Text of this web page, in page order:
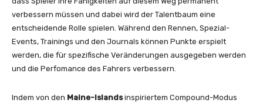
verbessern müssen und dabei wird der Talentbaum eine
entscheidende Rolle spielen. Während den Rennen, Spezial-
Events, Trainings und den Journals können Punkte erspielt
werden, die für spezifische Veränderungen ausgegeben werden
und die Perfomance des Fahrers verbessern.
Indem von den Maine-Islandsinspiriertem Compound-Modus